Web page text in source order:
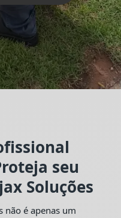
seu
Soluções
não é apenas um